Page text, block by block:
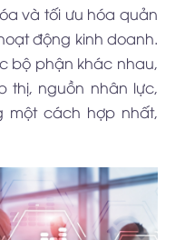
và tối ưu hóa quản
động kinh doanh.
bộ phận khác nhau,
thị, nguồn nhân lực,
một cách hợp nhất,